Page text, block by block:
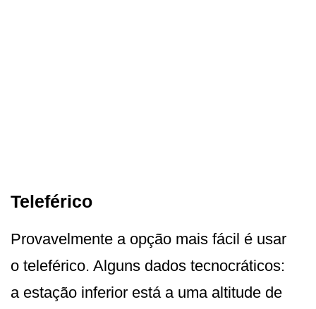
Teleférico
Provavelmente a opção mais fácil é usar
o teleférico. Alguns dados tecnocráticos:
a estação inferior está a uma altitude de